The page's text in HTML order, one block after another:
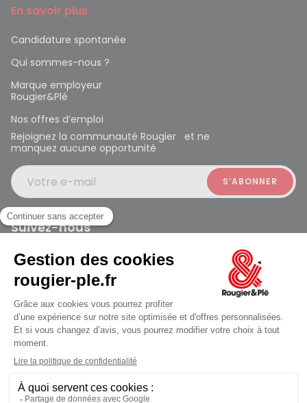
En savoir plus
Candidature spontanée
Qui sommes-nous ?
Marque employeur
Rougier&Plé
Nos offres d’emploi
Rejoignez la communauté Rougier et ne
manquez aucune opportunité
Votre e-mail
Suivez-nous
Rougier et Plé 2024 Copyright
Mentions légales
Conditions générales des ventes